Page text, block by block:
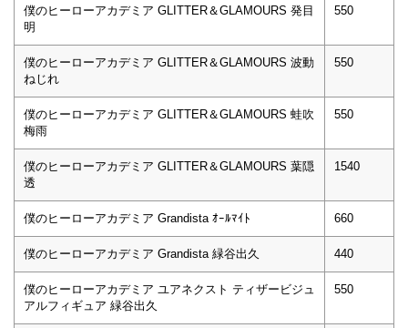
僕のヒーローアカデミア GLITTER＆GLAMOURS 発目
明
550
僕のヒーローアカデミア GLITTER＆GLAMOURS 波動
ねじれ
550
僕のヒーローアカデミア GLITTER＆GLAMOURS 蛙吹
梅雨
550
僕のヒーローアカデミア GLITTER＆GLAMOURS 葉隠
透
1540
僕のヒーローアカデミア Grandista ｵｰﾙﾏｲﾄ 660
僕のヒーローアカデミア Grandista 緑谷出久 440
僕のヒーローアカデミア ユアネクスト ティザービジュ
アルフィギュア 緑谷出久
550